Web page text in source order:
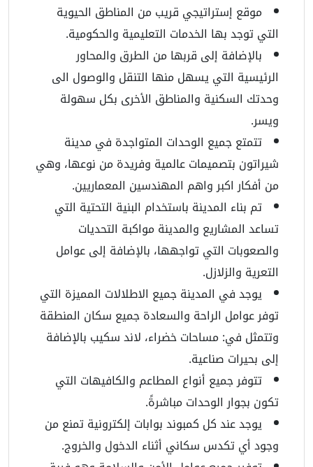
موقع إستراتيجي قريب من المناطق الحيوية
التي توجد بها الخدمات التعليمية والحكومية.
بالإضافة إلى قربها من الطرق والمحاور
الرئيسية التي يسهل منها التنقل والوصول الى
وحدتك السكنية والمناطق الأخرى بكل سهولة
ويسر.
تتمتع جميع الوحدات المتواجدة في مدينة
شيراتون بتصميمات عالمية وفريدة من نوعها، وهي
من أفكار اكبر واهم المهندسين المعماريين.
تم بناء المدينة باستخدام البنية التحتية التي
تساعد المشاريع والمدينة مواكبة التحديات
والصعوبات التي تواجهها، بالإضافة إلى عوامل
التعرية والزلازل.
يوجد في المدينة جميع الاطلالات المميزة التي
توفر عوامل الراحة والسعادة جميع سكان المنطقة
وتتمثل في: مساحات خضراء، لاند سكيب بالإضافة
إلى بحيرات صناعية.
تتوفر جميع أنواع المطاعم والكافيهات التي
تكون بجوار الوحدات مباشرةً.
يوجد عند كل كمبوند بوابات إلكترونية تمنع من
وجود أي تكدس سكاني أثناء الدخول والخروج.